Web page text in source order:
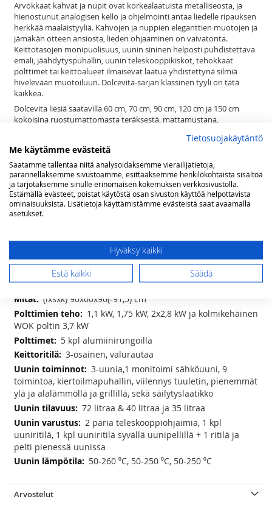
Arvokkaat kahvat ja nupit ovat korkealaatuista metalliseosta, ja
hienostunut analogisen kello ja ohjelmointi antaa liedelle ripauksen
herkkää maalaistyyliä. Kahvojen ja nuppien eleganttien muotojen ja
jämäkän otteen ansiosta, lieden ohjaaminen on vaivatonta.
Keittotasojen monipuolisuus, uunin sininen helposti puhdistettava
emali, jäähdytyspuhallin, uunin teleskooppikiskot, tehokkaat
polttimet tai keittoalueet ilmaisevat laatua yhdistettynä silmiä
hivelevään muotoiluun. Dolcevita-sarjan klassinen tyyli on tätä
kaikkea.
Dolcevita liesiä saatavilla 60 cm, 70 cm, 90 cm, 120 cm ja 150 cm
kokoisina ruostumattomasta teräksestä, mattamustana,
vihreänä, viininpunaisena, ja helmenvalkoisena messinki-, kromi- tai
pronssiviimeistelyllä, 1, 2 tai 3 uunia
Lofran Dolcevita sarja kattaa satoja tuotteita tyyliteltyyn keittiöön.
Pelkästään liesiä on nykyisin jo yli 200 mallia. Lisäksi sarjasta löytyy
sävy sävyyn esimerkiksi liesituulettimet, builtin ja range top
keittimet, jääkaapit, pakastimet, mikroaaltouunit, combi uunit,
viinikaapit, lämpölaatikot, tiskikoneet, kahvinkeittimet, ruuan
Se ei ole vain liesi. Dolcevita on elämäntapa.
Lisätietoja
Lisätietoja(lxsxk) 90x60x90(-91,5) cm
1,1 kW, 1,75 kW, 2x2,8 kW ja kolmikehäinen
WOK poltin 3,7 kW
5 kpl alumiinirungoilla
3-osainen, valurautaa
3-uunia,1 monitoimi sähköuuni, 9
toimintoa, kiertoilmapuhallin, viilennys tuuletin, pienemmät
ylä ja alalämmöllä ja grillillä, sekä säilytyslaatikko
72 litraa & 40 litraa ja 35 litraa
2 paria teleskooppiohjaimia, 1 kpl
uuniritilä, 1 kpl uuniritilä syvällä uunipellillä + 1 ritilä ja
pelti pienessä uunissa
50-260 ⁰C, 50-250 ⁰C, 50-250 ⁰C
Arvostelut
Tietosuojakäytäntö
Me käytämme evästeitä
Saatamme tallentaa niitä analysoidaksemme vierailijatietoja,
parannellaksemme sivustoamme, esittääksemme henkilökohtaista sisältöä
ja tarjotaksemme sinulle erinomaisen kokemuksen verkkosivustolla.
Estämällä evästeet, poistat käytöstä osan sivuston käyttöä helpottavista
ominaisuuksista. Lisätietoja käyttämistämme evästeistä saat avaamalla
asetukset.
Hyväksy kaikki
Estä kaikki Säädä